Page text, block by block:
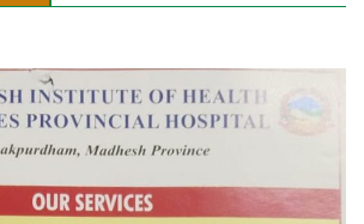
निर्धारित ठाउँमा राजर्षिजनक विश्वविद्यालय
भवन बनाउन उपकुलपतिद्वारा आनाकानी